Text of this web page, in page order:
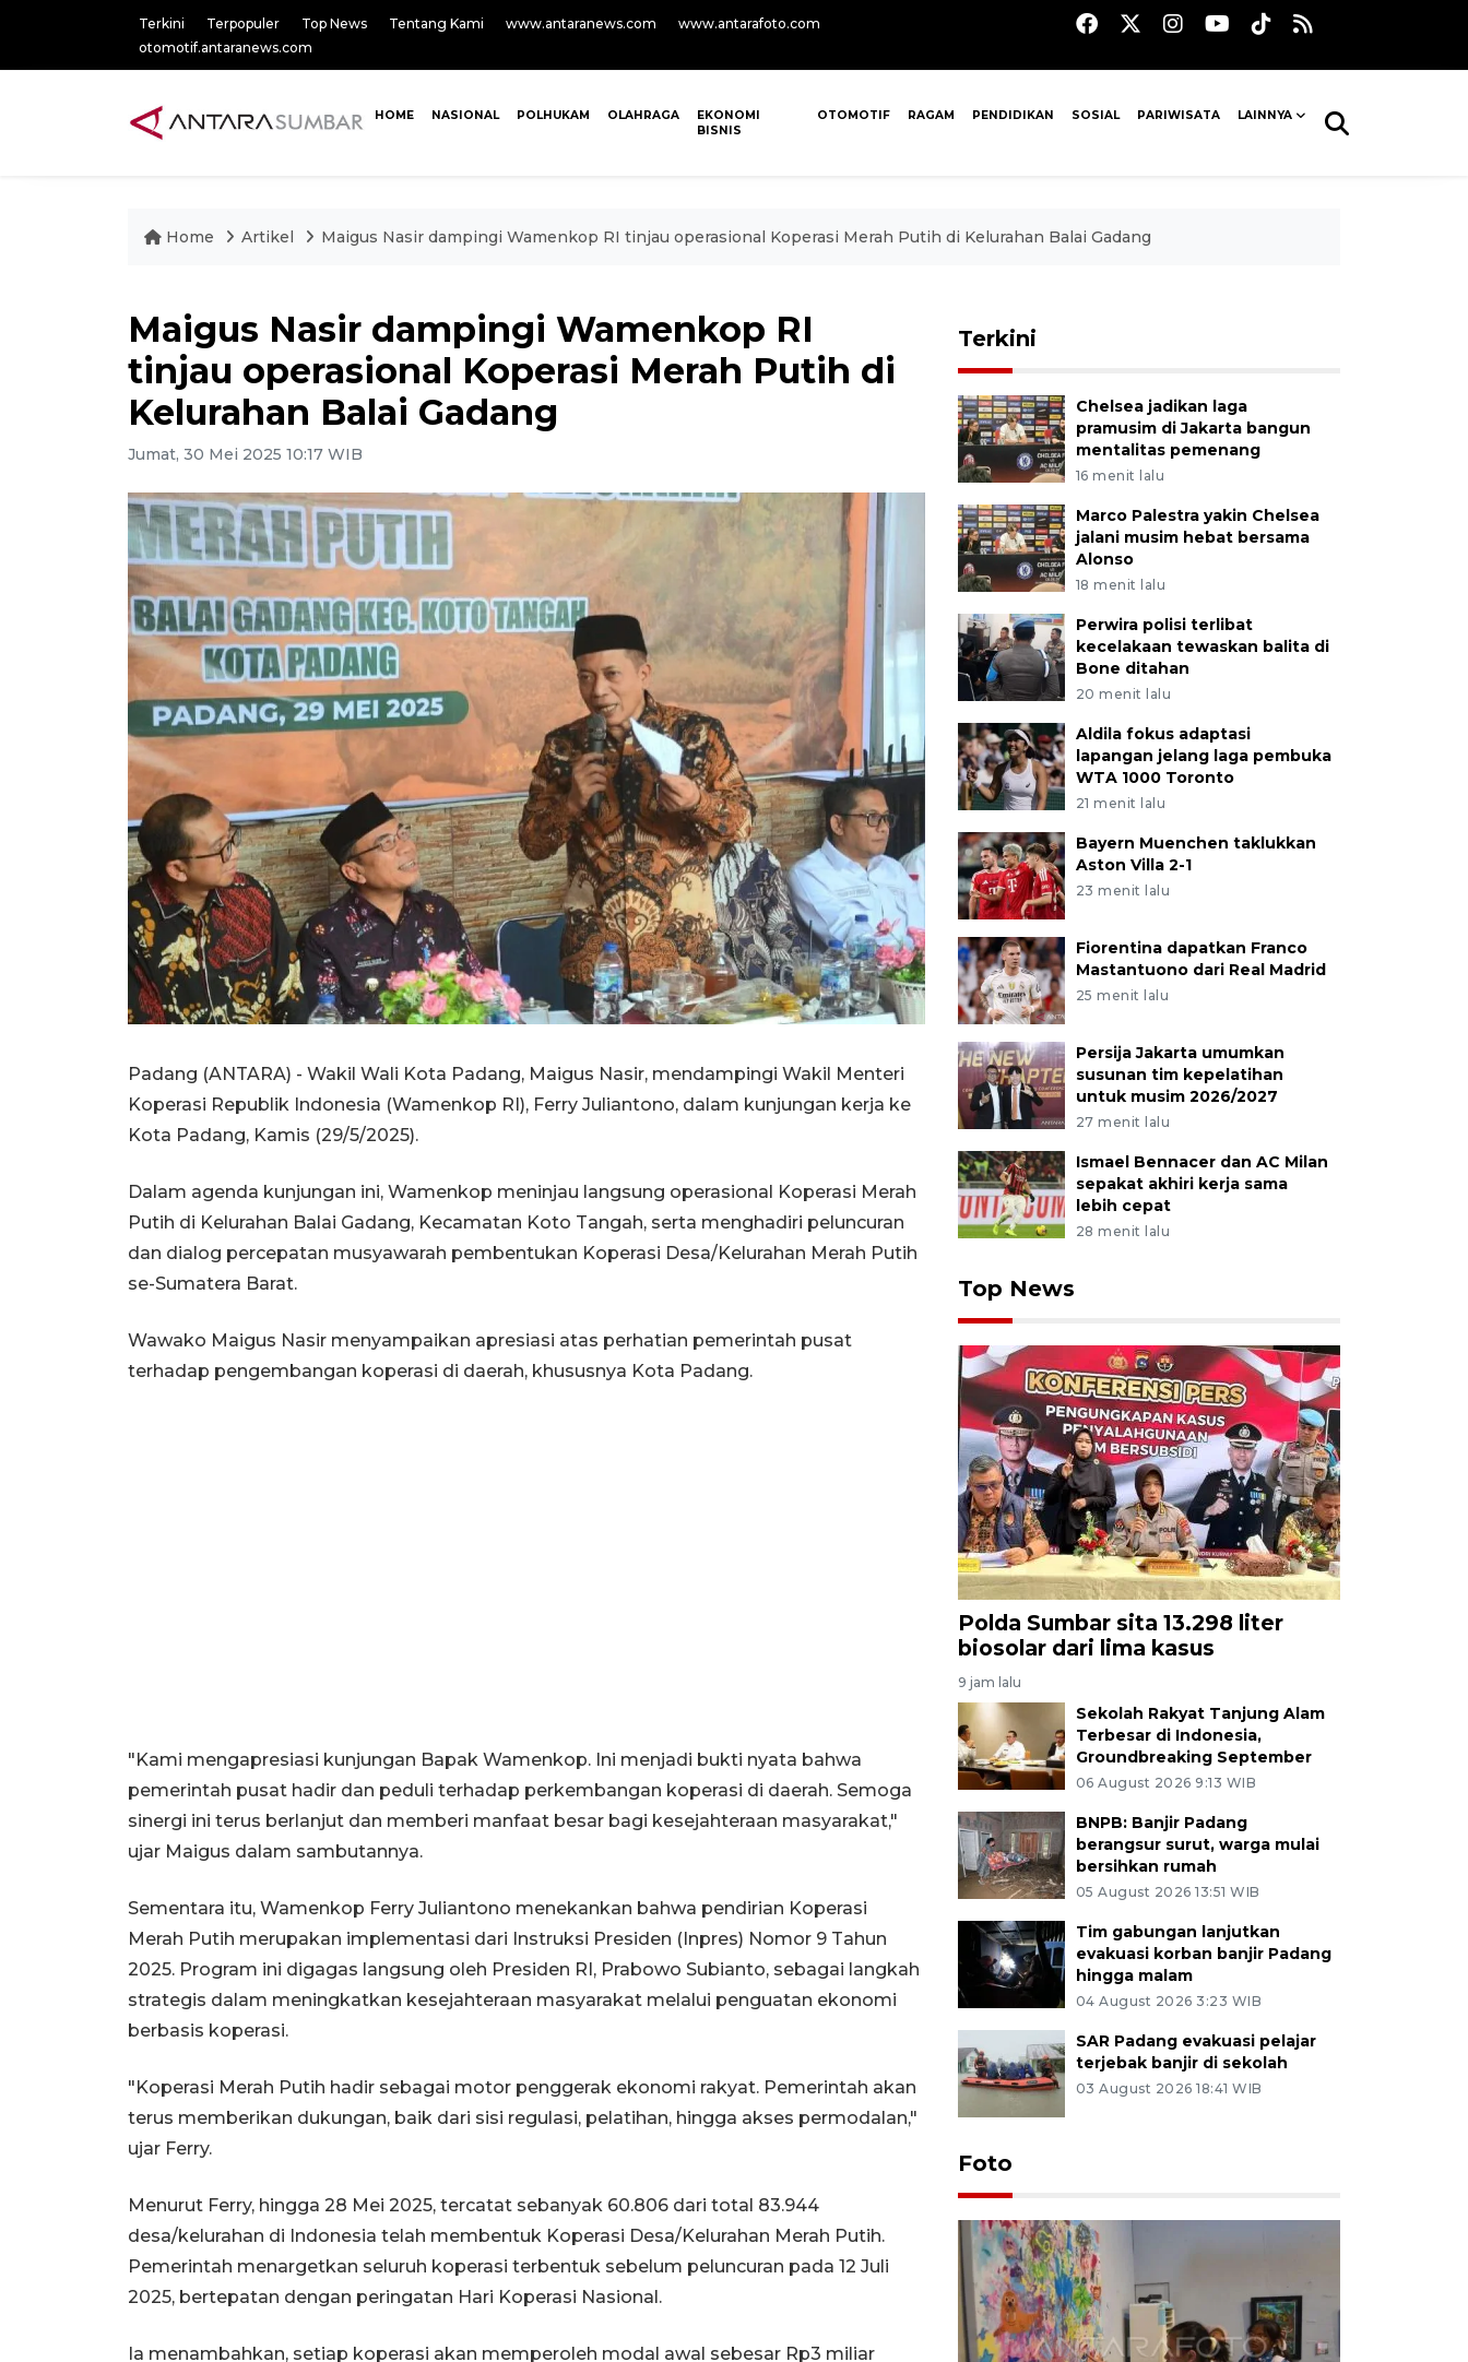
Terkini Terpopuler Top News Tentang Kami www.antaranews.com
www.antarafoto.com
otomotif.antaranews.com
HOME NASIONAL POLHUKAM OLAHRAGA
EKONOMI
BISNIS
OTOMOTIF RAGAM PENDIDIKAN SOSIAL PARIWISATA LAINNYA
Home Artikel Maigus Nasir dampingi Wamenkop RI tinjau operasional Koperasi Merah Putih di Kelurahan Balai Gadang
Maigus Nasir dampingi Wamenkop RI
tinjau operasional Koperasi Merah Putih di
Kelurahan Balai Gadang
Jumat, 30 Mei 2025 10:17 WIB
Padang (ANTARA) - Wakil Wali Kota Padang, Maigus Nasir, mendampingi Wakil Menteri
Koperasi Republik Indonesia (Wamenkop RI), Ferry Juliantono, dalam kunjungan kerja ke
Kota Padang, Kamis (29/5/2025).
Dalam agenda kunjungan ini, Wamenkop meninjau langsung operasional Koperasi Merah
Putih di Kelurahan Balai Gadang, Kecamatan Koto Tangah, serta menghadiri peluncuran
dan dialog percepatan musyawarah pembentukan Koperasi Desa/Kelurahan Merah Putih
se-Sumatera Barat.
Wawako Maigus Nasir menyampaikan apresiasi atas perhatian pemerintah pusat
terhadap pengembangan koperasi di daerah, khususnya Kota Padang.
"Kami mengapresiasi kunjungan Bapak Wamenkop. Ini menjadi bukti nyata bahwa
pemerintah pusat hadir dan peduli terhadap perkembangan koperasi di daerah. Semoga
sinergi ini terus berlanjut dan memberi manfaat besar bagi kesejahteraan masyarakat,"
ujar Maigus dalam sambutannya.
Sementara itu, Wamenkop Ferry Juliantono menekankan bahwa pendirian Koperasi
Merah Putih merupakan implementasi dari Instruksi Presiden (Inpres) Nomor 9 Tahun
2025. Program ini digagas langsung oleh Presiden RI, Prabowo Subianto, sebagai langkah
strategis dalam meningkatkan kesejahteraan masyarakat melalui penguatan ekonomi
berbasis koperasi.
"Koperasi Merah Putih hadir sebagai motor penggerak ekonomi rakyat. Pemerintah akan
terus memberikan dukungan, baik dari sisi regulasi, pelatihan, hingga akses permodalan,"
ujar Ferry.
Menurut Ferry, hingga 28 Mei 2025, tercatat sebanyak 60.806 dari total 83.944
desa/kelurahan di Indonesia telah membentuk Koperasi Desa/Kelurahan Merah Putih.
Pemerintah menargetkan seluruh koperasi terbentuk sebelum peluncuran pada 12 Juli
2025, bertepatan dengan peringatan Hari Koperasi Nasional.
Ia menambahkan, setiap koperasi akan memperoleh modal awal sebesar Rp3 miliar
Terkini
Chelsea jadikan laga
pramusim di Jakarta bangun
mentalitas pemenang
16 menit lalu
Marco Palestra yakin Chelsea
jalani musim hebat bersama
Alonso
18 menit lalu
Perwira polisi terlibat
kecelakaan tewaskan balita di
Bone ditahan
20 menit lalu
Aldila fokus adaptasi
lapangan jelang laga pembuka
WTA 1000 Toronto
21 menit lalu
Bayern Muenchen taklukkan
Aston Villa 2-1
23 menit lalu
Fiorentina dapatkan Franco
Mastantuono dari Real Madrid
25 menit lalu
Persija Jakarta umumkan
susunan tim kepelatihan
untuk musim 2026/2027
27 menit lalu
Ismael Bennacer dan AC Milan
sepakat akhiri kerja sama
lebih cepat
28 menit lalu
Top News
Polda Sumbar sita 13.298 liter
biosolar dari lima kasus
9 jam lalu
Sekolah Rakyat Tanjung Alam
Terbesar di Indonesia,
Groundbreaking September
06 August 2026 9:13 WIB
BNPB: Banjir Padang
berangsur surut, warga mulai
bersihkan rumah
05 August 2026 13:51 WIB
Tim gabungan lanjutkan
evakuasi korban banjir Padang
hingga malam
04 August 2026 3:23 WIB
SAR Padang evakuasi pelajar
terjebak banjir di sekolah
03 August 2026 18:41 WIB
Foto